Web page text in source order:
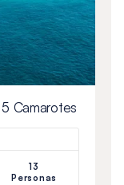
Camarotes
13
Personas